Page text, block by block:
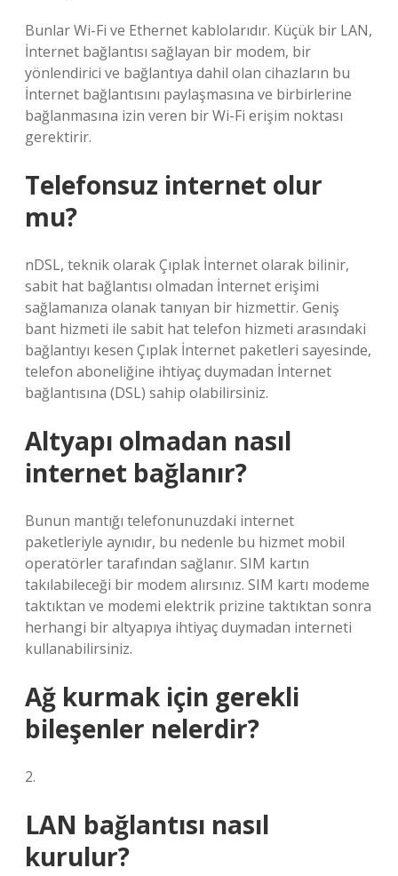
Bunlar Wi-Fi ve Ethernet kablolarıdır. Küçük bir LAN,
İnternet bağlantısı sağlayan bir modem, bir
yönlendirici ve bağlantıya dahil olan cihazların bu
İnternet bağlantısını paylaşmasına ve birbirlerine
bağlanmasına izin veren bir Wi-Fi erişim noktası
gerektirir.
Telefonsuz internet olur
mu?
nDSL, teknik olarak Çıplak İnternet olarak bilinir,
sabit hat bağlantısı olmadan İnternet erişimi
sağlamanıza olanak tanıyan bir hizmettir. Geniş
bant hizmeti ile sabit hat telefon hizmeti arasındaki
bağlantıyı kesen Çıplak İnternet paketleri sayesinde,
telefon aboneliğine ihtiyaç duymadan İnternet
bağlantısına (DSL) sahip olabilirsiniz.
Altyapı olmadan nasıl
internet bağlanır?
Bunun mantığı telefonunuzdaki internet
paketleriyle aynıdır, bu nedenle bu hizmet mobil
operatörler tarafından sağlanır. SIM kartın
takılabileceği bir modem alırsınız. SIM kartı modeme
taktıktan ve modemi elektrik prizine taktıktan sonra
herhangi bir altyapıya ihtiyaç duymadan interneti
kullanabilirsiniz.
Ağ kurmak için gerekli
bileşenler nelerdir?
2.
LAN bağlantısı nasıl
kurulur?